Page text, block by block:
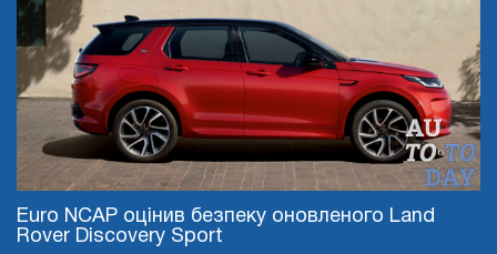
Euro NCAP оцінив безпеку оновленого Land
Rover Discovery Sport